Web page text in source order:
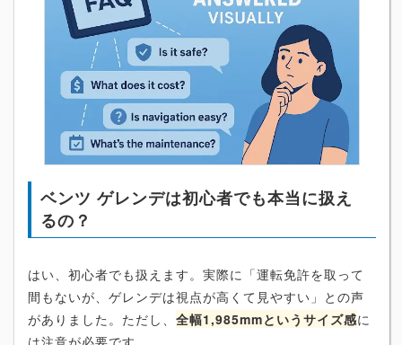
ベンツ ゲレンデは初心者でも本当に扱え
るの？
はい、初心者でも扱えます。実際に「運転免許を取って
間もないが、ゲレンデは視点が高くて見やすい」との声
がありました。ただし、 全幅1,985mmというサイズ感に